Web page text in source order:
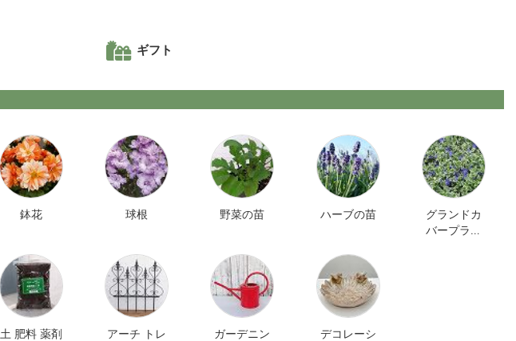
ギフト
鉢花 球根 野菜の苗 ハーブの苗
グランドカ
バープラン
土 肥料 薬剤
アーチ トレ
ガーデニン
デコレーシ